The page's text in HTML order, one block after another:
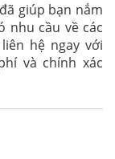
giúp bạn nắm
nhu cầu về các
hệ ngay với
và chính xác